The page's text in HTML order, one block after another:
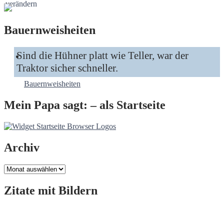
Bauernweisheiten
Sind die Hühner platt wie Teller, war der
Traktor sicher schneller.
Bauernweisheiten
Mein Papa sagt: – als Startseite
Archiv
Archiv
Zitate mit Bildern